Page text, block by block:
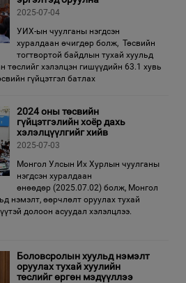
2025-07-04
УИХ-ын чуулганы нэгдсэн
хуралдаан өчигдөр болж, Төсвийн
тогтвортой байдлын тухай хуульд
төслийг хэлэлцэн гишүүдийн 63.1 хувь
гүйцэтгэл батлах
2024 оны төсвийн
гүйцэтгэлийн хоёр дахь
хэлэлцүүлгийг хийв
2025-07-03
Монгол Улсын Их Хурлын чуулганы
нэгдсэн хуралдаан
өнөөдөр (2025.07.02) болж, Монгол
нэмэлт, өөрчлөлт оруулах тухай
долоон асуудал хэлэлцлээ.
Боловсролын хуульд нэмэлт
оруулах тухай хуулийн
төслийг өргөн мэдүүллээ